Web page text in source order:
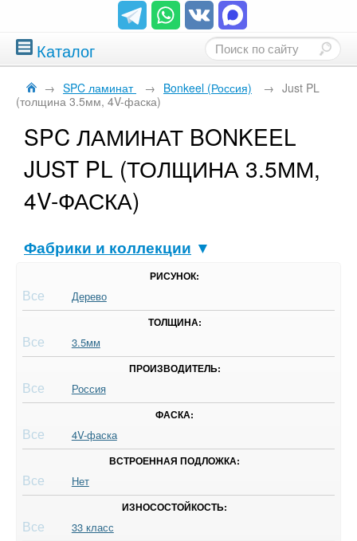
Каталог
→ SPC ламинат → Bonkeel (Россия) → Just PL
(толщина 3.5мм, 4V-фаска)
SPC ЛАМИНАТ BONKEEL
JUST PL (ТОЛЩИНА 3.5ММ,
4V-ФАСКА)
Фабрики и коллекции ▼
РИСУНОК:
Все Дерево
ТОЛЩИНА:
Все 3.5мм
ПРОИЗВОДИТЕЛЬ:
Все Россия
ФАСКА:
Все 4V-фаска
ВСТРОЕННАЯ ПОДЛОЖКА:
Все Нет
ИЗНОСОСТОЙКОСТЬ:
Все 33 класс